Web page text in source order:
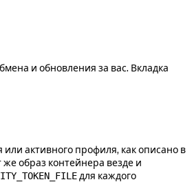
и обновления за вас. Вкладка
активного профиля, как описано в
образ контейнера везде и
для каждого